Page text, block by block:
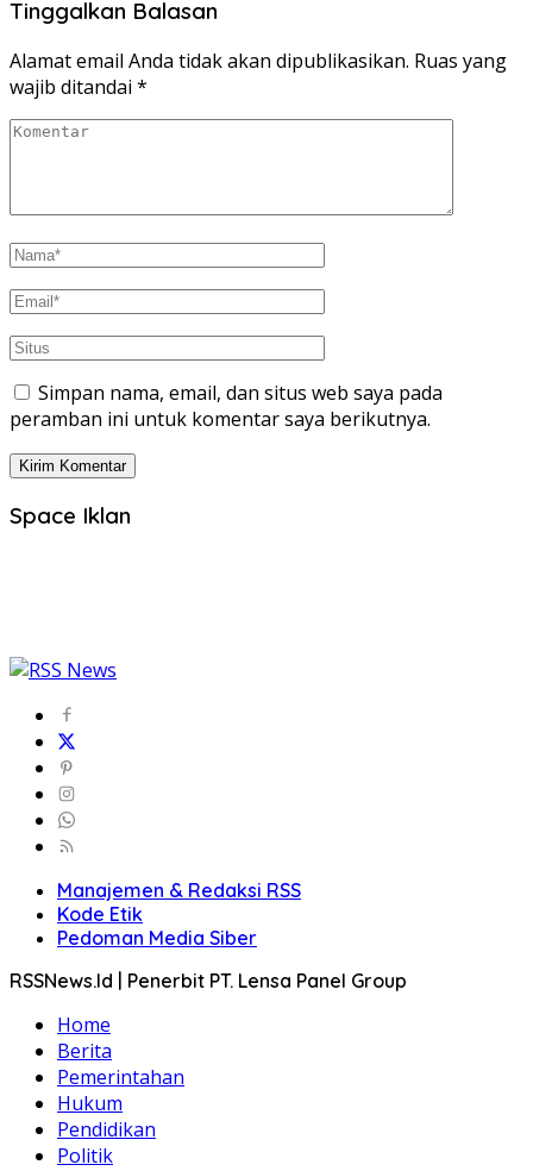
Tinggalkan Balasan
Alamat email Anda tidak akan dipublikasikan. Ruas yang
wajib ditandai *
Simpan nama, email, dan situs web saya pada
peramban ini untuk komentar saya berikutnya.
Space Iklan
Manajemen & Redaksi RSS
Kode Etik
Pedoman Media Siber
RSSNews.Id | Penerbit PT. Lensa Panel Group
Home
Berita
Pemerintahan
Hukum
Pendidikan
Politik